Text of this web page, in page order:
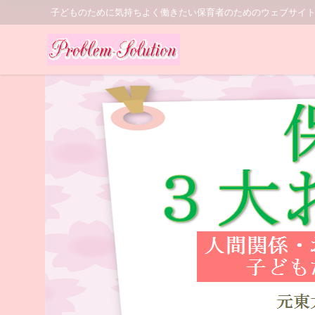
子どものために気持ちよく働きたい保育者のためのウェブサイト